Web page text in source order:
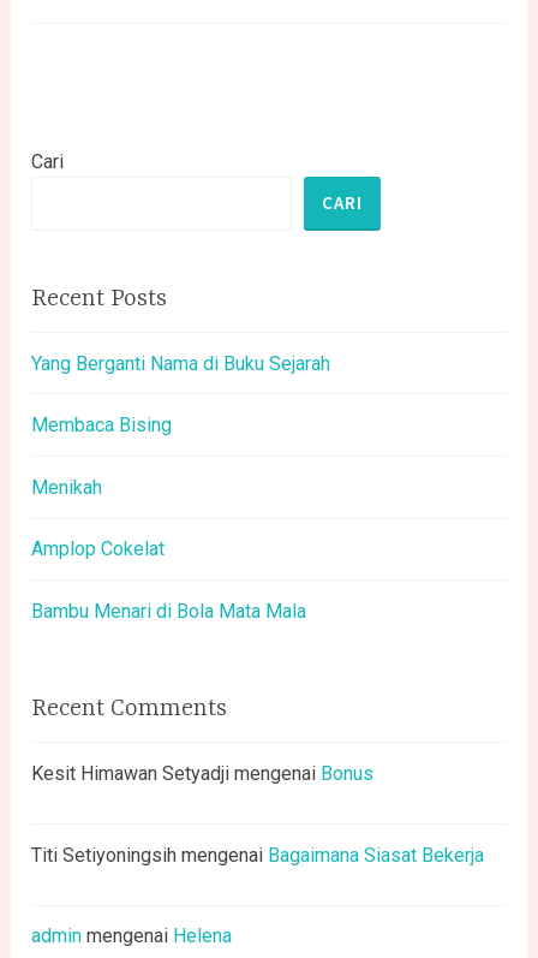
Cari
CARI
Recent Posts
Yang Berganti Nama di Buku Sejarah
Membaca Bising
Menikah
Amplop Cokelat
Bambu Menari di Bola Mata Mala
Recent Comments
Kesit Himawan Setyadji mengenai Bonus
Titi Setiyoningsih mengenai Bagaimana Siasat Bekerja
admin mengenai Helena